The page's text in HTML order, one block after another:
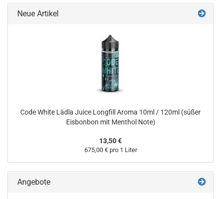
Neue Artikel
Code White Lädla Juice Longfill Aroma 10ml / 120ml (süßer
Eisbonbon mit Menthol Note)
13,50 €
675,00 € pro 1 Liter
Angebote